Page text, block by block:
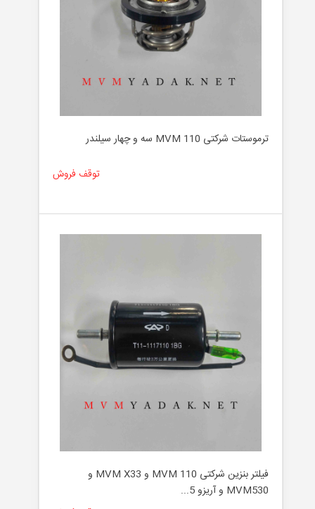
ترموستات شرکتی MVM 110 سه و چهار سیلندر
توقف فروش
فیلتر بنزین شرکتی MVM 110 و MVM X33 و
MVM530 و آریزو 5...